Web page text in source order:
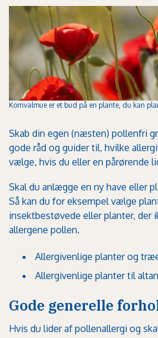
Kornvalmue er et bud på en plante, du kan
Skab din egen (næsten) pollenfri
gode råd og guider til, hvilke
vælge, hvis du eller en pårørende
Skal du anlægge en ny have eller
Så kan du for eksempel vælge
insektbestøvede eller planter, der
allergene pollen.
Allergivenlige planter og
Allergivenlige planter til
Gode generelle
Hvis du lider af pollenallergi og